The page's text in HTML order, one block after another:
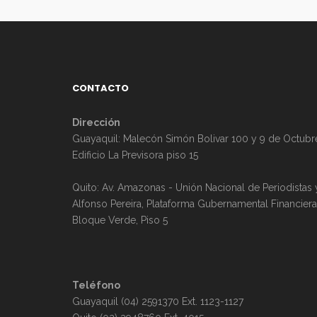
CONTACTO
Dirección
Guayaquil: Malecón Simón Bolivar 100 y 9 de
Edificio La Previsora piso 15
Quito: Av. Amazonas - Unión Nacional de Periodistas
Alfonso Pereira, Plataforma Gubernamental Financiera,
Bloque Verde, Piso 5
Teléfono
Guayaquil (04) 2591370 Ext. 1123-1127